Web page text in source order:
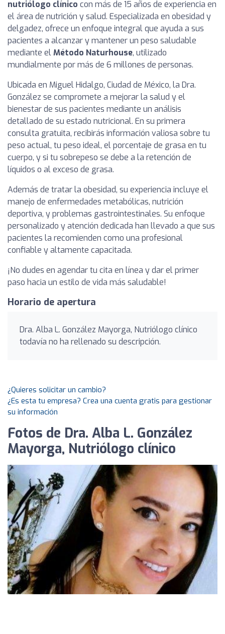
nutriólogo clínico con más de 15 años de experiencia en
el área de nutrición y salud. Especializada en obesidad y
delgadez, ofrece un enfoque integral que ayuda a sus
pacientes a alcanzar y mantener un peso saludable
mediante elMétodo Naturhouse, utilizado
mundialmente por más de 6 millones de personas.
Ubicada en Miguel Hidalgo, Ciudad de México, la Dra.
González se compromete a mejorar la salud y el
bienestar de sus pacientes mediante un análisis
detallado de su estado nutricional. En su primera
consulta gratuita, recibirás información valiosa sobre tu
peso actual, tu peso ideal, el porcentaje de grasa en tu
cuerpo, y si tu sobrepeso se debe a la retención de
líquidos o al exceso de grasa.
Además de tratar la obesidad, su experiencia incluye el
manejo de enfermedades metabólicas, nutrición
deportiva, y problemas gastrointestinales. Su enfoque
personalizado y atención dedicada han llevado a que sus
pacientes la recomienden como una profesional
confiable y altamente capacitada.
¡No dudes en agendar tu cita en línea y dar el primer
paso hacia un estilo de vida más saludable!
Horario de apertura
Dra. Alba L. González Mayorga, Nutriólogo clínico
todavía no ha rellenado su descripción.
¿Quieres solicitar un cambio?
¿Es esta tu empresa? Crea una cuenta gratis para gestionar
su información
Fotos de Dra. Alba L. González
Mayorga, Nutriólogo clínico